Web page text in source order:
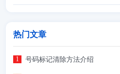
热门文章
号码标记清除方法介绍